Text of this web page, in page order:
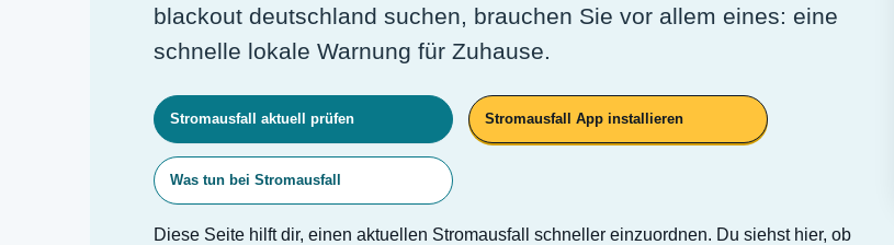
blackout deutschland suchen, brauchen Sie vor allem eines: eine
schnelle lokale Warnung für Zuhause.
Stromausfall aktuell prüfen Stromausfall App installieren
Was tun bei Stromausfall
Diese Seite hilft dir, einen aktuellen Stromausfall schneller einzuordnen. Du siehst hier, ob